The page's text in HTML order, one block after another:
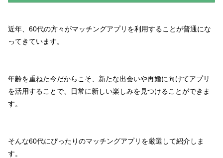
近年、60代の方々がマッチングアプリを利用することが普通にな
ってきています。
年齢を重ねた今だからこそ、新たな出会いや再婚に向けてアプリ
を活用することで、日常に新しい楽しみを見つけることができま
す。
そんな60代にぴったりのマッチングアプリを厳選して紹介しま
す。